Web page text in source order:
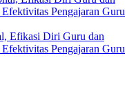
Efikasi Diri Guru dan
Pengajaran Guru